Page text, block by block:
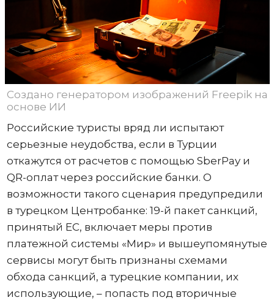
Создано генератором изображений Freepik на
основе ИИ
Российские туристы вряд ли испытают
серьезные неудобства, если в Турции
откажутся от расчетов с помощью SberPay и
QR-оплат через российские банки. О
возможности такого сценария предупредили
в турецком Центробанке: 19-й пакет санкций,
принятый ЕС, включает меры против
платежной системы «Мир» и вышеупомянутые
сервисы могут быть признаны схемами
обхода санкций, а турецкие компании, их
использующие, – попасть под вторичные